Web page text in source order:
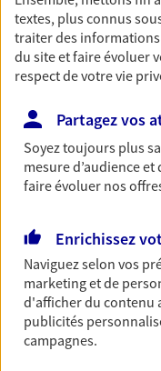
Garantie
ou grande
accident du
Accident,
revenus.
Un projet
textes, plus connus
traiter des
du site et faire évoluer
respect de votre vie
Partagez vos
Soyez toujours plus
mesure d’audience
faire évoluer nos
Enrichissez
Naviguez selon vos
marketing et de
d'afficher du contenu
publicités
campagnes.